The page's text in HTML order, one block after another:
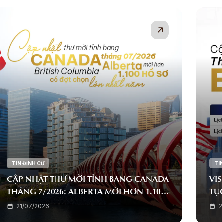
TIN ĐỊNH CƯ
CẬP NHẬT THƯ MỜI TỈNH BANG CANADA
THÁNG 7/2026: ALBERTA MỜI HƠN 1.100
HỒ SƠ, BRITISH COLUMBIA CÓ ĐỢT
21/07/2026